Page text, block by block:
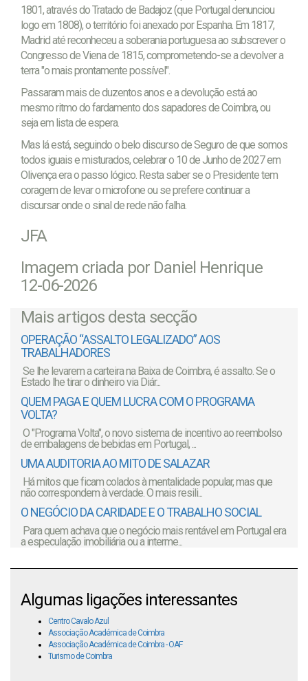
1801, através do Tratado de Badajoz (que Portugal denunciou
logo em 1808), o território foi anexado por Espanha. Em 1817,
Madrid até reconheceu a soberania portuguesa ao subscrever o
Congresso de Viena de 1815, comprometendo-se a devolver a
terra "o mais prontamente possível".
Passaram mais de duzentos anos e a devolução está ao
mesmo ritmo do fardamento dos sapadores de Coimbra, ou
seja em lista de espera.
Mas lá está, seguindo o belo discurso de Seguro de que somos
todos iguais e misturados, celebrar o 10 de Junho de 2027 em
Olivença era o passo lógico. Resta saber se o Presidente tem
coragem de levar o microfone ou se prefere continuar a
discursar onde o sinal de rede não falha.
JFA
Imagem criada por Daniel Henrique
12-06-2026
Mais artigos desta secção
OPERAÇÃO “ASSALTO LEGALIZADO” AOS
TRABALHADORES
Se lhe levarem a carteira na Baixa de Coimbra, é assalto. Se o
Estado lhe tirar o dinheiro via Diár...
QUEM PAGA E QUEM LUCRA COM O PROGRAMA
VOLTA?
O "Programa Volta", o novo sistema de incentivo ao reembolso
de embalagens de bebidas em Portugal, ...
UMA AUDITORIA AO MITO DE SALAZAR
Há mitos que ficam colados à mentalidade popular, mas que
não correspondem à verdade. O mais resili...
O NEGÓCIO DA CARIDADE E O TRABALHO SOCIAL
Para quem achava que o negócio mais rentável em Portugal era
a especulação imobiliária ou a interme...
Algumas ligações interessantes
Centro Cavalo Azul
Associação Académica de Coimbra
Associação Académica de Coimbra - OAF
Turismo de Coimbra